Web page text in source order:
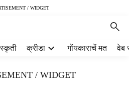
/ WIDGET
क्रीडा गोंयकाराचें मत वेब
/ WIDGET